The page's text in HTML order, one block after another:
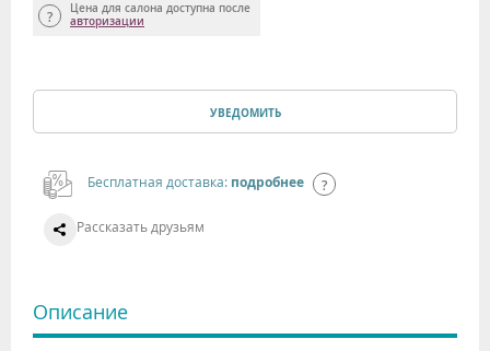
Цена для салона доступна после
авторизации
УВЕДОМИТЬ
Бесплатная доставка: подробнее
Рассказать друзьям
Описание